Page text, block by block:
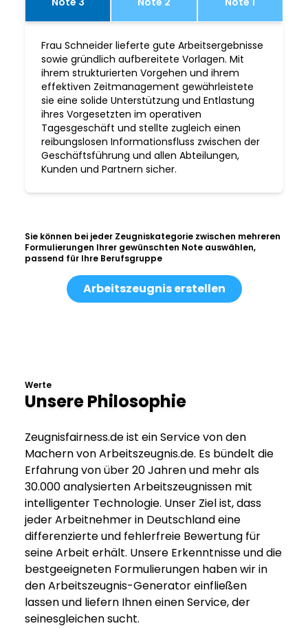
Frau Schneider lieferte gute Arbeitsergebnisse
sowie gründlich aufbereitete Vorlagen. Mit
ihrem strukturierten Vorgehen und ihrem
effektiven Zeitmanagement gewährleistete
sie eine solide Unterstützung und Entlastung
ihres Vorgesetzten im operativen
Tagesgeschäft und stellte zugleich einen
reibungslosen Informationsfluss zwischen der
Geschäftsführung und allen Abteilungen,
Kunden und Partnern sicher.
Sie können bei jeder Zeugniskategorie zwischen mehreren
Formulierungen Ihrer gewünschten Note auswählen,
passend für Ihre Berufsgruppe
Arbeitszeugnis erstellen
Werte
Unsere Philosophie
Zeugnisfairness.de ist ein Service von den
Machern von Arbeitszeugnis.de. Es bündelt die
Erfahrung von über 20 Jahren und mehr als
30.000 analysierten Arbeitszeugnissen mit
intelligenter Technologie. Unser Ziel ist, dass
jeder Arbeitnehmer in Deutschland eine
differenzierte und fehlerfreie Bewertung für
seine Arbeit erhält. Unsere Erkenntnisse und die
bestgeeigneten Formulierungen haben wir in
den Arbeitszeugnis-Generator einfließen
lassen und liefern Ihnen einen Service, der
seinesgleichen sucht.